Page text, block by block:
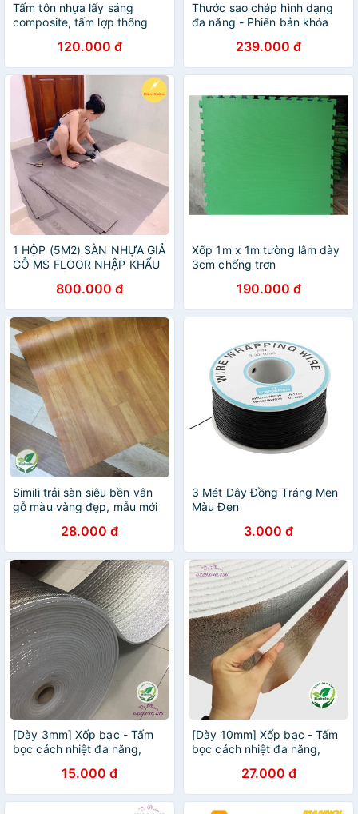
Tấm tôn nhựa lấy sáng
composite, tấm lợp thông
120.000 đ
Thước sao chép hình dạng
đa năng - Phiên bản khóa
239.000 đ
1 HỘP (5M2) SÀN NHỰA GIẢ
GỖ MS FLOOR NHẬP KHẨU
Loại 1 Dày 2mm
800.000 đ
Xốp 1m x 1m tường lâm dày
3cm chống trơn
190.000 đ
Simili trải sàn siêu bền vân
gỗ màu vàng đẹp, mẫu mới
28.000 đ
3 Mét Dây Đồng Tráng Men
Màu Đen
3.000 đ
[Dày 3mm] Xốp bạc - Tấm
bọc cách nhiệt đa năng,
cách âm...khổ 1m. Cắt liền
thành một tấm dài
15.000 đ
[Dày 10mm] Xốp bạc - Tấm
bọc cách nhiệt đa năng,
cách âm...khổ 1m. Cắt liền
thành một tấm dài
27.000 đ